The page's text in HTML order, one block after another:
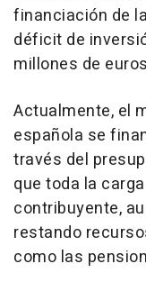
financiación de
déficit de
millones de
Actualmente, el
española se
través del
que toda la
contribuyente,
restando
como las